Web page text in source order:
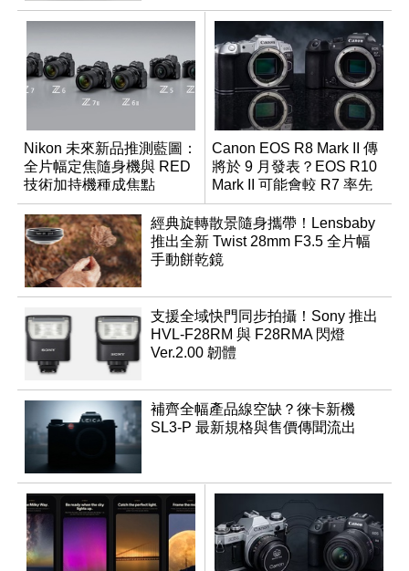
Nikon 未來新品推測藍圖：
全片幅定焦隨身機與 RED
技術加持機種成焦點
Canon EOS R8 Mark II 傳
將於 9 月發表？EOS R10
Mark II 可能會較 R7 率先
推出
經典旋轉散景隨身攜帶！Lensbaby
推出全新 Twist 28mm F3.5 全片幅
手動餅乾鏡
支援全域快門同步拍攝！Sony 推出
HVL-F28RM 與 F28RMA 閃燈
Ver.2.00 韌體
補齊全幅產品線空缺？徠卡新機
SL3-P 最新規格與售價傳聞流出